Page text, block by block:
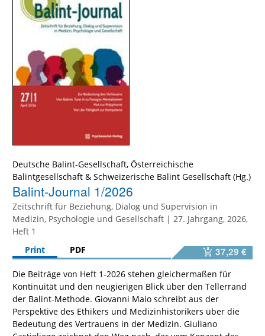
Deutsche Balint-Gesellschaft, Österreichische
Balintgesellschaft & Schweizerische Balint Gesellschaft
Balint-Journal 1/2026
Zeitschrift für Beziehung, Dialog und Supervision in
Medizin, Psychologie und Gesellschaft | 27. Jahrgang, 2026,
Heft 1
Print
PDF 37,29 €
Die Beiträge von Heft 1-2026 stehen gleichermaßen für
Kontinuität und den neugierigen Blick über den Tellerrand
der Balint-Methode. Giovanni Maio schreibt aus der
Perspektive des Ethikers und Medizinhistorikers über die
Bedeutung des Vertrauens in der Medizin. Giuliano